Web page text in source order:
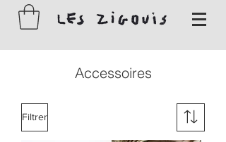
Accessoires
Filtrer